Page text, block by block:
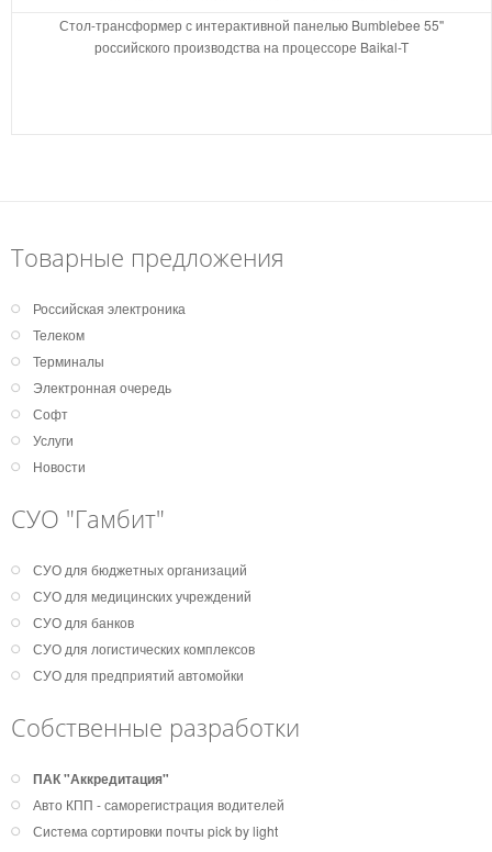
Стол-трансформер с интерактивной панелью Bumblebee 55''
российского производства на процессоре Baikal-T
Товарные предложения
Российская электроника
Телеком
Терминалы
Электронная очередь
Софт
Услуги
Новости
СУО "Гамбит"
СУО для бюджетных организаций
СУО для медицинских учреждений
СУО для банков
СУО для логистических комплексов
СУО для предприятий автомойки
Собственные разработки
ПАК "Аккредитация"
Авто КПП - саморегистрация водителей
Система сортировки почты pick by light